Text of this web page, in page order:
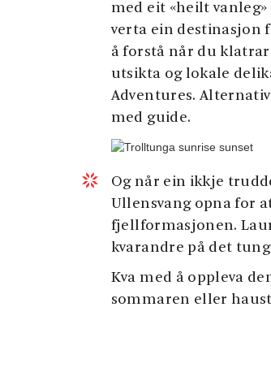
med eit «heilt
verta ein destinasjon
å forstå når du
utsikta og lokale
Adventures.
med guide.
Og når ein ikkje
Ullensvang opna for
fjellformasjonen.
kvarandre på det
Kva med å oppleva
sommaren eller